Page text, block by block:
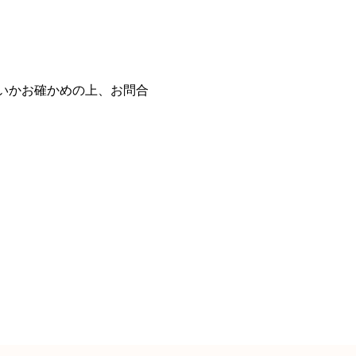
かお確かめの上、お問合